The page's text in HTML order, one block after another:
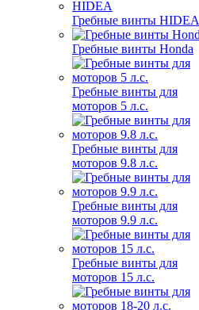
Гребные винты HIDEA
Гребные винты Honda
Гребные винты для
моторов 5 л.с.
Гребные винты для
моторов 9.8 л.с.
Гребные винты для
моторов 9.9 л.с.
Гребные винты для
моторов 15 л.с.